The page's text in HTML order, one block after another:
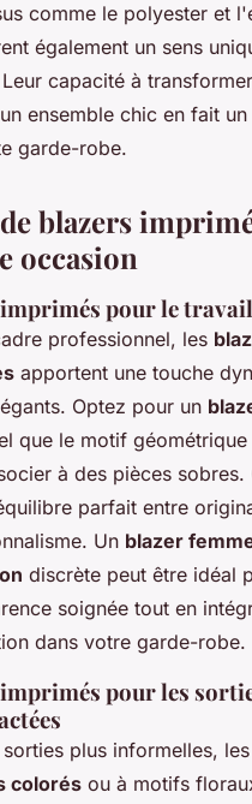
comme le polyester et
également un sens
capacité à
ensemble chic en fait
garde-robe.
blazers
occasion
pour le travail
professionnel, les
apportent une touche
Optez pour un
que le motif
à des pièces sobres.
parfait entre
Un blazer
discrète peut être idéal
soignée tout en
dans votre garde-robe.
pour les
plus informelles, les
colorés ou à motifs